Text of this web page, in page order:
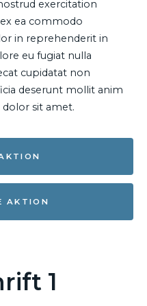
exercitation
ea commodo
in reprehenderit in
eu fugiat nulla
cupidatat non
deserunt mollit anim
sit amet.
AKTION
1